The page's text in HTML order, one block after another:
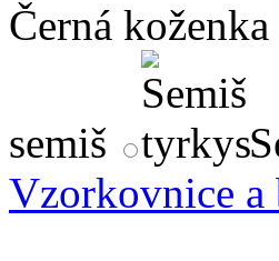
Černá koženka
semiš
Vzorkovnice a